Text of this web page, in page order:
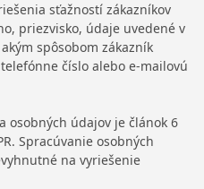
sťažností zákazníkov
priezvisko, údaje uvedené v
spôsobom zákazník
číslo alebo e-mailovú
osobných údajov je článok 6
Spracúvanie osobných
na vyriešenie